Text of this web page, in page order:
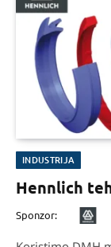
INDUSTRIJA
Hennlich
Sponzor: